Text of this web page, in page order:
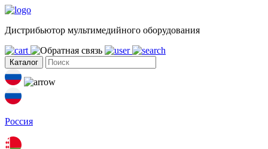
Дистрибьютор мультимедийного оборудования
Каталог
Россия